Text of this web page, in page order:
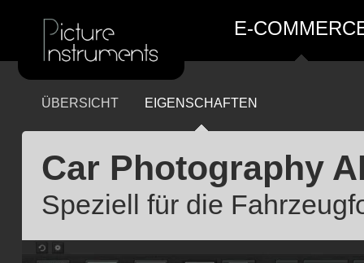
E-
ÜBERSICHT EIGENSCHAFTEN
Car Photography
Speziell für die